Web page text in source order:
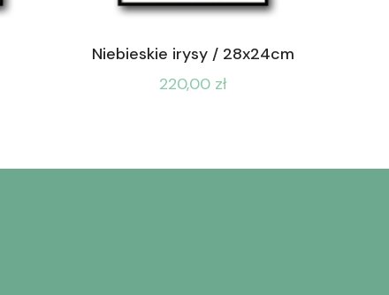
Niebieskie irysy / 28x24cm
220,00 zł